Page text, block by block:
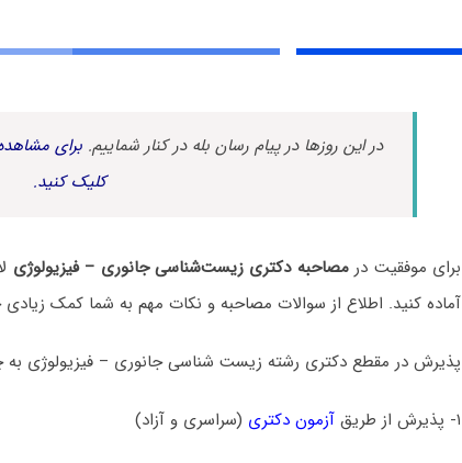
در این روزها در پیام رسان بله در کنار شماییم. برای
کلیک کنید.
برای موفقیت درمصاحبه دکتری زیست‌شناسی جانوری – فیزیولوژی
آماده کنید. اطلاع از سوالات مصاحبه و نکات مهم به شما کمک زیادی
پذیرش در مقطع دکتری رشته زیست‌ شناسی جانوری – فیزیولوژی
۱- پذیرش از طریق آزمون دکتری (سراسری و آزاد)